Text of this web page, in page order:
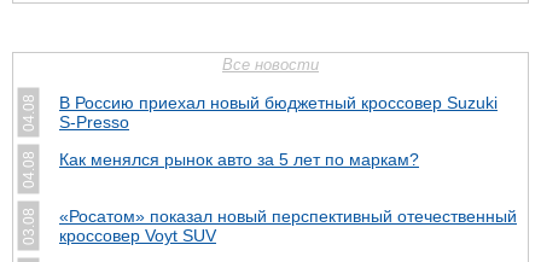
Все новости
04.08
В Россию приехал новый бюджетный кроссовер Suzuki
S-Presso
04.08 Как менялся рынок авто за 5 лет по маркам?
03.08
«Росатом» показал новый перспективный отечественный
кроссовер Voyt SUV